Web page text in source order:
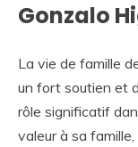
Gonzalo
La vie de famille
un fort soutien et
rôle significatif
valeur à sa